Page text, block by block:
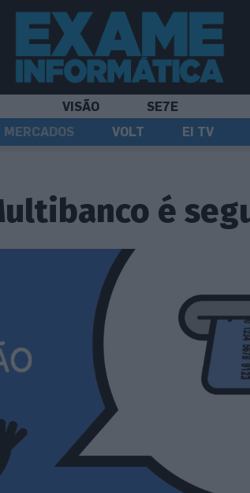
VISÃO
SE7E
MERCADOS VOLT EI TV
é